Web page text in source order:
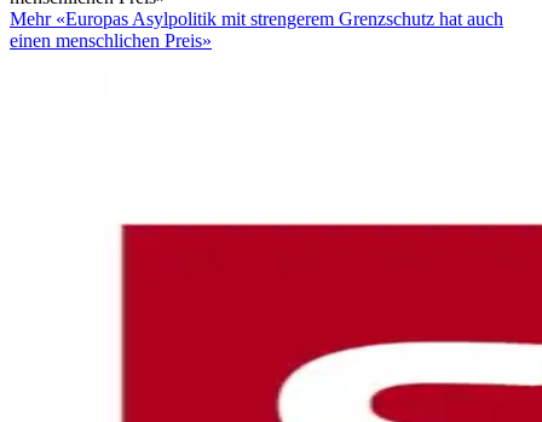
Mehr «Europas Asylpolitik mit strengerem Grenzschutz hat auch
einen menschlichen Preis»